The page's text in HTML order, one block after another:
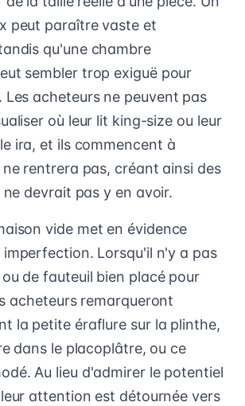
peut paraître vaste et
qu'une chambre
sembler trop exiguë pour
Les acheteurs ne peuvent pas
où leur lit king-size ou leur
ira, et ils commencent à
ne rentrera pas, créant ainsi des
devrait pas y en avoir.
vide met en évidence
Lorsqu'il n'y a pas
de fauteuil bien placé pour
acheteurs remarqueront
la petite éraflure sur la plinthe,
dans le placoplâtre, ou ce
Au lieu d'admirer le potentiel
attention est détournée vers